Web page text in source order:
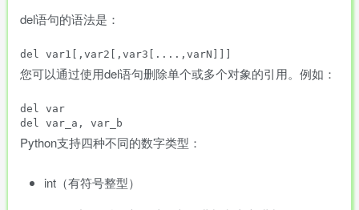
del语句的语法是：
del var1[,var2[,var3[....,varN]]]
您可以通过使用del语句删除单个或多个对象的引用。例如：
del var
del var_a, var_b
Python支持四种不同的数字类型：
int（有符号整型）